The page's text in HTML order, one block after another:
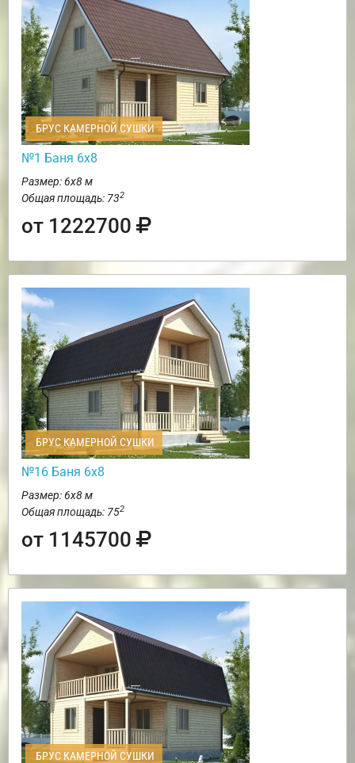
БРУС КАМЕРНОЙ СУШКИ
№1 Баня 6х8
Размер: 6х8 м
Общая площадь: 732
от 1222700
БРУС КАМЕРНОЙ СУШКИ
№16 Баня 6х8
Размер: 6х8 м
Общая площадь: 752
от 1145700
БРУС КАМЕРНОЙ СУШКИ